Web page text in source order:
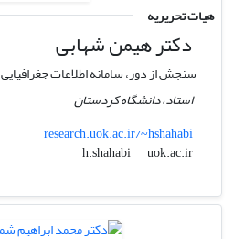
هیات تحریریه
دکتر هیمن شهابی
سنجش از دور، سامانه اطلاعات جغرافیایی
استاد، دانشگاه کردستان
research.uok.ac.ir/~hshahabi
h.shahabi
uok.ac.ir